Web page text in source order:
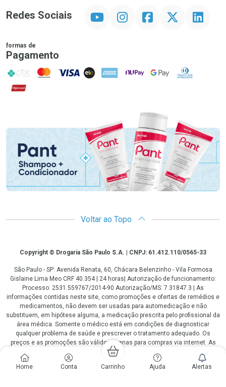
Home Conta Carrinho Ajuda Alertas
Redes Sociais InstagramFacebookTwitter Linkedin
formas de
Pagamento
PIX MasterCard
VISA ELO AMEX NuPay Google PayDiners Club
Hipercard
Voltar ao Topo
CopyrightCopyright © Drogaria São Paulo S.A. | CNPJ: 61.412.110/0565-33
São Paulo - SP: Avenida Renata, 60, Chácara Belenzinho - Vila Formosa
Gislaine Lima Meo CRF 40.354 | 24 horas| Autorização de funcionamento:
Processo: 2531.559767/2014-90 Autorização/MS: 7.31847.3 | As
informações contidas neste site, como promoções e ofertas de remédios e
medicamentos, não devem ser usadas para automedicação e não
substituem, em hipótese alguma, a medicação prescrita pelo profissional da
área médica. Somente o médico está em condições de diagnosticar
qualquer problema de saúde e prescrever o tratamento adequado. Os
preços e as promoções são válidos apenas para compras via internet. As
fotos contidas em nosso site são meramente ilustrativas. *Preços e
disponibilidade sujeitos a alterações no decorrer do dia. Antibióticos e
antimicrobianos vendas apenas em lojas físicas ou televendas. Portaria nº